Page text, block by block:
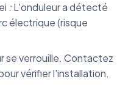
:L'onduleur a détecté
électrique (risque
se verrouille. Contactez
vérifier l'installation.